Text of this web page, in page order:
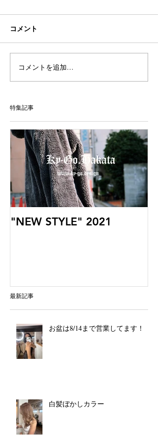
コメント
コメントを追加…
特集記事
"NEW STYLE" 2021
最新記事
お盆は8/14まで営業してます！
白髪ぼかしカラー